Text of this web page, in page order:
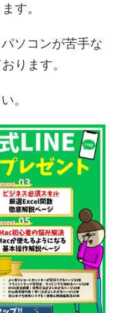
す。
ソコンが苦手な
ります。
。